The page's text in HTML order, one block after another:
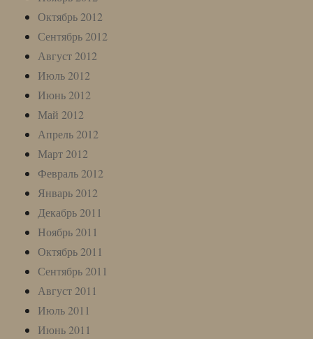
Октябрь 2012
Сентябрь 2012
Август 2012
Июль 2012
Июнь 2012
Май 2012
Апрель 2012
Март 2012
Февраль 2012
Январь 2012
Декабрь 2011
Ноябрь 2011
Октябрь 2011
Сентябрь 2011
Август 2011
Июль 2011
Июнь 2011